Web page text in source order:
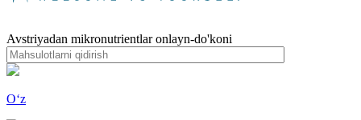
Avstriyadan mikronutrientlar onlayn-do'koni
Oʻz